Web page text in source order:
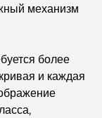
руководство
механизм
более
и каждая